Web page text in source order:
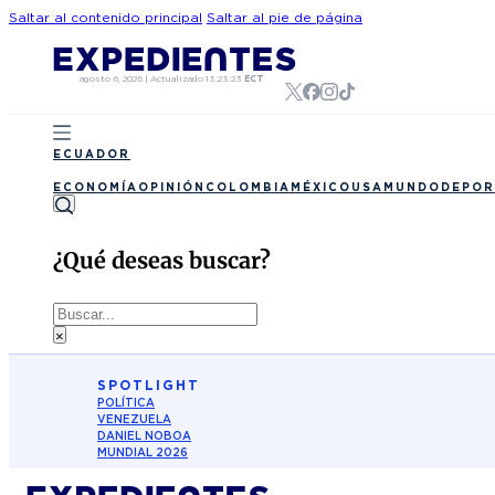
Saltar al contenido principal Saltar al pie de página
agosto 6, 2026 | Actualizado 13:23:23 ECT
ECUADOR
ECONOMÍA OPINIÓN COLOMBIA MÉXICO USA MUNDO
¿Qué deseas buscar?
Buscar
×
SPOTLIGHT
POLÍTICA
VENEZUELA
DANIEL NOBOA
MUNDIAL 2026